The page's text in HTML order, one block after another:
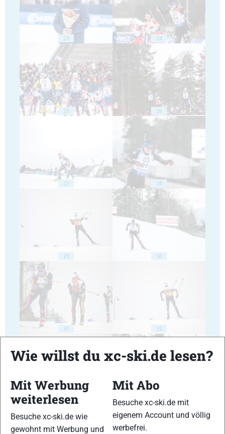
23 24
25 26
27 28
29 30
31 32
33 34
Wie willst du xc-ski.de lesen?
Mit Werbung
weiterlesen
Besuche xc-ski.de wie
gewohnt mit Werbung und
Mit Abo
Besuche xc-ski.de mit
eigenem Account und völlig
werbefrei.